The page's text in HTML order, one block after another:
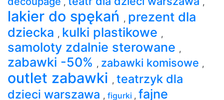
lakier do spękań , prezent dla
dziecka , kulki plastikowe ,
samoloty zdalnie sterowane ,
zabawki -50% , zabawki komisowe ,
outlet zabawki , teatrzyk dla
dzieci warszawa , figurki , fajne